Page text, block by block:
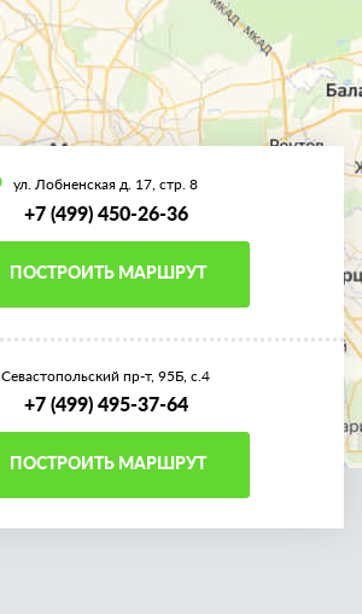
ул. Лобненская д. 17, стр. 8
+7 (499) 450-26-36
ПОСТРОИТЬ МАРШРУТ
Севастопольский пр-т, 95Б, с.4
+7 (499) 495-37-64
ПОСТРОИТЬ МАРШРУТ